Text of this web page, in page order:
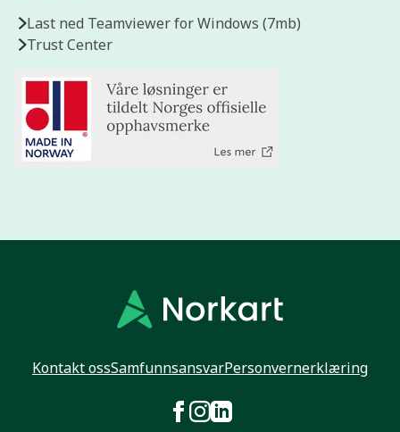
Last ned Teamviewer for Windows (7mb)
Trust Center
Kontakt ossSamfunnsansvarPersonvernerklæring